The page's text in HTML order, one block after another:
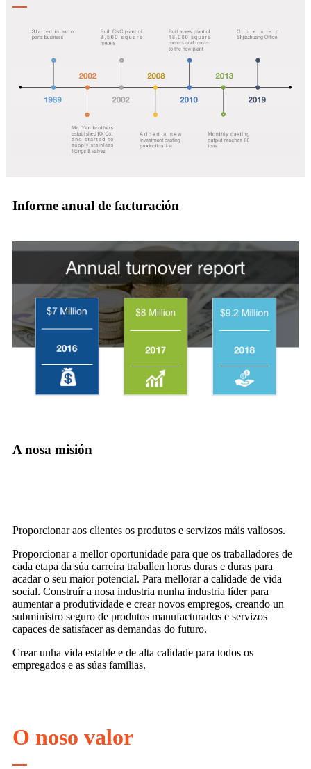
Informe anual de facturación
A nosa misión
Proporcionar aos clientes os produtos e servizos máis valiosos.
Proporcionar a mellor oportunidade para que os traballadores de
cada etapa da súa carreira traballen horas duras e duras para
acadar o seu maior potencial. Para mellorar a calidade de vida
social. Construír a nosa industria nunha industria líder para
aumentar a produtividade e crear novos empregos, creando un
subministro seguro de produtos manufacturados e servizos
capaces de satisfacer as demandas do futuro.
Crear unha vida estable e de alta calidade para todos os
empregados e as súas familias.
O noso valor